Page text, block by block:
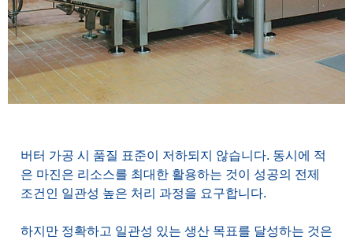
버터 가공 시 품질 표준이 저하되지 않습니다. 동시에 적
은 마진은 리소스를 최대한 활용하는 것이 성공의 전제
조건인 일관성 높은 처리 과정을 요구합니다.
하지만 정확하고 일관성 있는 생산 목표를 달성하는 것은